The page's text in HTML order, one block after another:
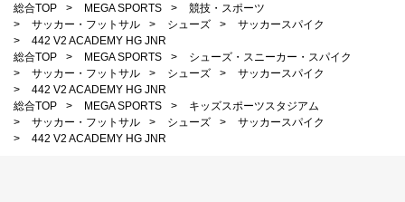
総合TOP
> MEGA SPORTS >
競技・スポーツ
>
サッカー・フットサル > シューズ >
サッカースパイク
>
442 V2 ACADEMY HG JNR
総合TOP
> MEGA SPORTS >
シューズ・スニーカー・スパイク
>
サッカー・フットサル > シューズ >
サッカースパイク
>
442 V2 ACADEMY HG JNR
総合TOP
> MEGA SPORTS >
キッズスポーツスタジアム
>
サッカー・フットサル > シューズ >
サッカースパイク
>
442 V2 ACADEMY HG JNR